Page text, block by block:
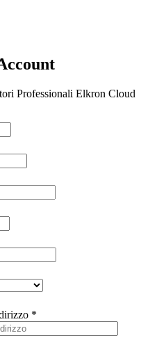
Professionali Elkron Cloud
*